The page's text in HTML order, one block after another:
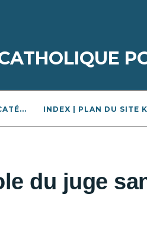
INDEX | PLAN DU SITE
du juge